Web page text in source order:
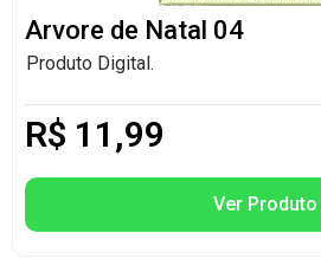
Arvore de Natal 04
Produto Digital.
R$ 11,99
Ver Produto